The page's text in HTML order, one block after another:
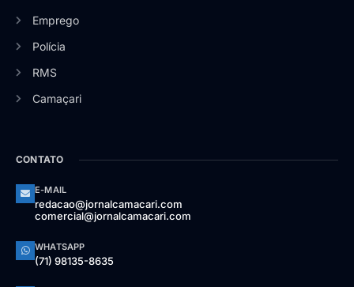
Emprego
Polícia
RMS
Camaçari
CONTATO
E-MAIL
redacao@jornalcamacari.com
comercial@jornalcamacari.com
WHATSAPP
(71) 98135-8635